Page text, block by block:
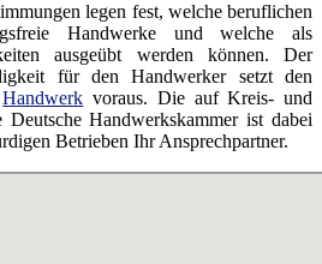
legen fest, welche beruflichen
Handwerke und welche als
ausgeübt werden können. Der
für den Handwerker setzt den
Handwerk voraus. Die auf Kreis- und
Deutsche Handwerkskammer ist dabei
Betrieben Ihr Ansprechpartner.